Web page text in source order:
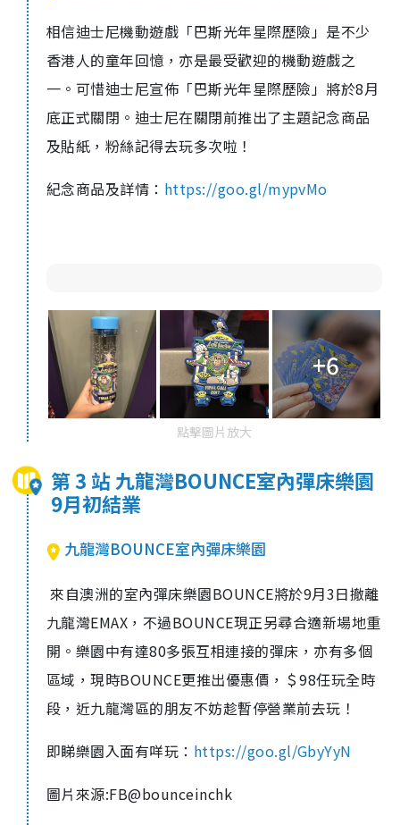
相信迪士尼機動遊戲「巴斯光年星際歷險」是不少
香港人的童年回憶，亦是最受歡迎的機動遊戲之
一。可惜迪士尼宣佈「巴斯光年星際歷險」將於8月
底正式關閉。迪士尼在關閉前推出了主題記念商品
及貼紙，粉絲記得去玩多次啦！
紀念商品及詳情： https://goo.gl/mypvMo
+6
點擊圖片放大
第 3 站 九龍灣BOUNCE室內彈床樂園
9月初結業
九龍灣BOUNCE室內彈床樂園
來自澳洲的室內彈床樂園BOUNCE將於9月3日撤離
九龍灣EMAX，不過BOUNCE現正另尋合適新場地重
開。樂園中有達80多張互相連接的彈床，亦有多個
區域，現時BOUNCE更推出優惠價，＄98任玩全時
段，近九龍灣區的朋友不妨趁暫停營業前去玩！
即睇樂園入面有咩玩： https://goo.gl/GbyYyN
圖片來源:FB@bounceinchk